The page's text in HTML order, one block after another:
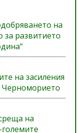
на
развитието
на засиления
Черноморието
на